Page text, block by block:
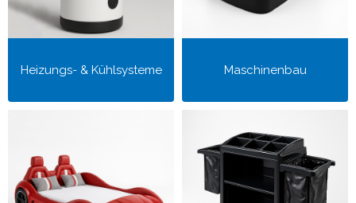
Heizungs- & Kühlsysteme Maschinenbau